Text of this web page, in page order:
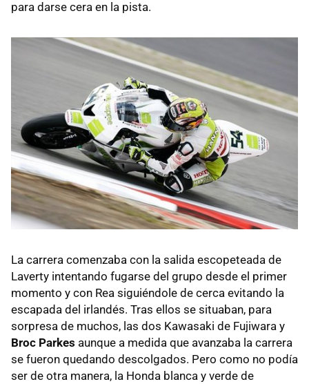
para darse cera en la pista.
La carrera comenzaba con la salida escopeteada de
Laverty intentando fugarse del grupo desde el primer
momento y con Rea siguiéndole de cerca evitando la
escapada del irlandés. Tras ellos se situaban, para
sorpresa de muchos, las dos Kawasaki de Fujiwara y
Broc Parkes aunque a medida que avanzaba la carrera
se fueron quedando descolgados. Pero como no podía
ser de otra manera, la Honda blanca y verde de